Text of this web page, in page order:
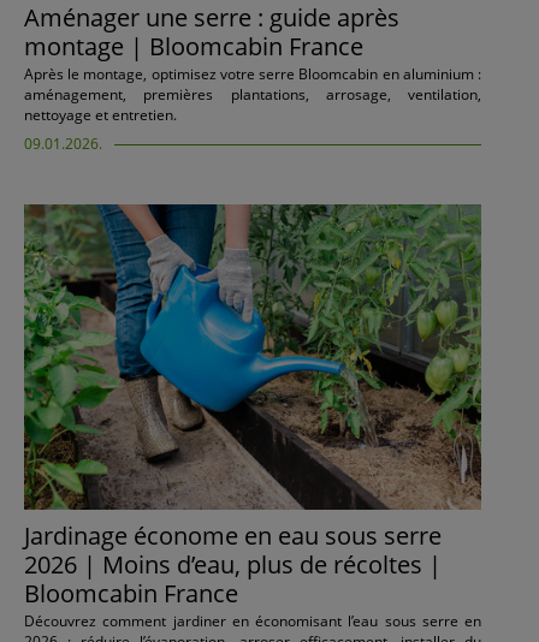
Aménager une serre : guide après
montage | Bloomcabin France
Après le montage, optimisez votre serre Bloomcabin en aluminium :
aménagement, premières plantations, arrosage, ventilation,
nettoyage et entretien.
09.01.2026.
Jardinage économe en eau sous serre
2026 | Moins d’eau, plus de récoltes |
Bloomcabin France
Découvrez comment jardiner en économisant l’eau sous serre en